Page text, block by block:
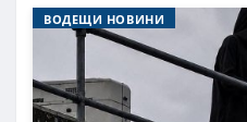
ВОДЕЩИ НОВИНИ